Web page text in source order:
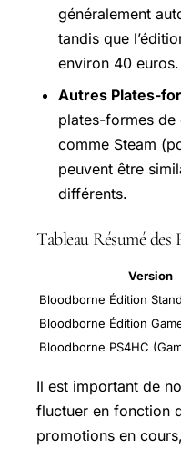
généralement
tandis que
environ 40 euros.
Autres Plates-
plates-formes de
comme Steam
peuvent être
différents.
Tableau Résumé des
Version
Bloodborne Édition
Bloodborne Édition
Bloodborne PS4HC
Il est important de
fluctuer en fonction
promotions en